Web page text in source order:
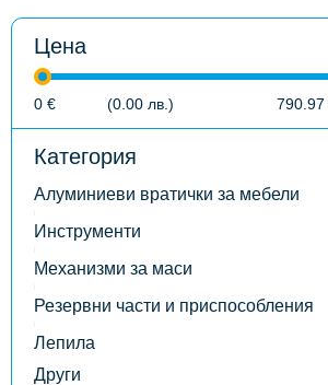
Цена
0 € (0.00 лв. ) 790.97
Категория
Алуминиеви вратички за мебели
Инструменти
Механизми за маси
Резервни части и приспособления
Лепила
Други